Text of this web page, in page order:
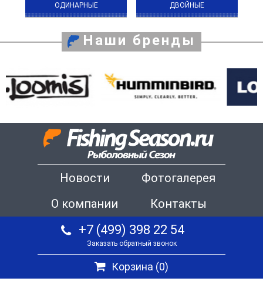
ОДИНАРНЫЕ ДВОЙНЫЕ
Наши бренды
Новости
Фотогалерея
О компании
Контакты
+7 (499) 398 22 54
Заказать обратный звонок
Корзина (0)